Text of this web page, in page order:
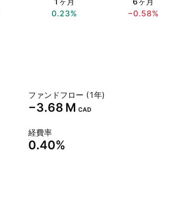
0.23%
−0.58%
ファンドフロー (1年)
‪−3.68 M‬ CAD
経費率
0.40%